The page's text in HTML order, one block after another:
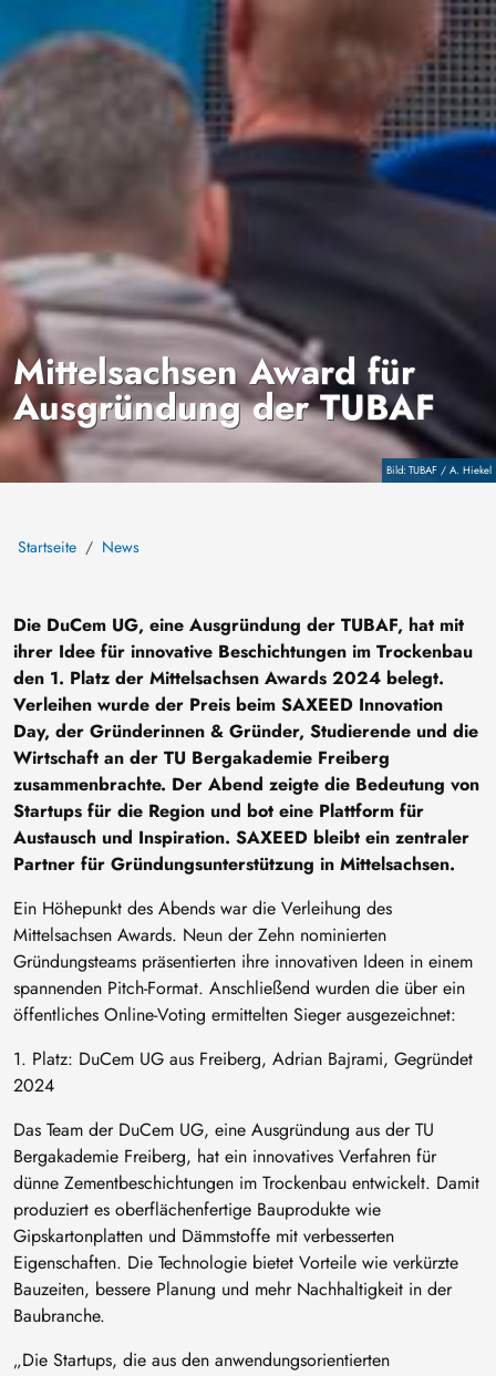
CopyrightTUBAF / A. Hiekel
Mittelsachsen Award für
Ausgründung der TUBAF
Startseite News
Die DuCem UG, eine Ausgründung der TUBAF, hat mit
ihrer Idee für innovative Beschichtungen im Trockenbau
den 1. Platz der Mittelsachsen Awards 2024 belegt.
Verleihen wurde der Preis beim SAXEED Innovation
Day, der Gründerinnen & Gründer, Studierende und die
Wirtschaft an der TU Bergakademie Freiberg
zusammenbrachte. Der Abend zeigte die Bedeutung von
Startups für die Region und bot eine Plattform für
Austausch und Inspiration. SAXEED bleibt ein zentraler
Partner für Gründungsunterstützung in Mittelsachsen.
Ein Höhepunkt des Abends war die Verleihung des
Mittelsachsen Awards. Neun der Zehn nominierten
Gründungsteams präsentierten ihre innovativen Ideen in einem
spannenden Pitch-Format. Anschließend wurden die über ein
öffentliches Online-Voting ermittelten Sieger ausgezeichnet:
1. Platz: DuCem UG aus Freiberg, Adrian Bajrami, Gegründet
2024
Das Team der DuCem UG, eine Ausgründung aus der TU
Bergakademie Freiberg, hat ein innovatives Verfahren für
dünne Zementbeschichtungen im Trockenbau entwickelt. Damit
produziert es oberflächenfertige Bauprodukte wie
Gipskartonplatten und Dämmstoffe mit verbesserten
Eigenschaften. Die Technologie bietet Vorteile wie verkürzte
Bauzeiten, bessere Planung und mehr Nachhaltigkeit in der
Baubranche.
„Die Startups, die aus den anwendungsorientierten